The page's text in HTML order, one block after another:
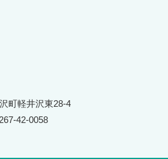
町軽井沢東28-4
42-0058